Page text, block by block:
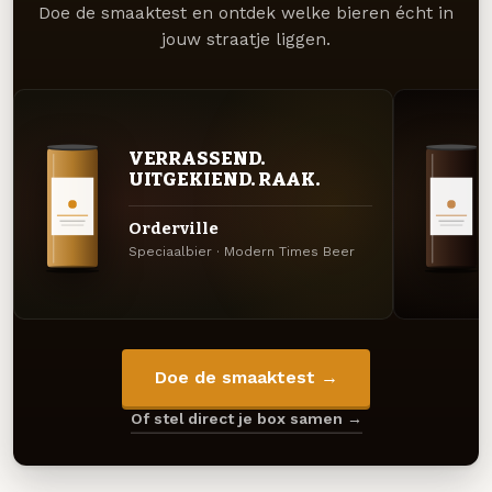
Doe de smaaktest en ontdek welke bieren écht in
jouw straatje liggen.
VERRASSEND.
UITGEKIEND. RAAK.
Orderville
Speciaalbier · Modern Times Beer
Doe de smaaktest →
Of stel direct je box samen →